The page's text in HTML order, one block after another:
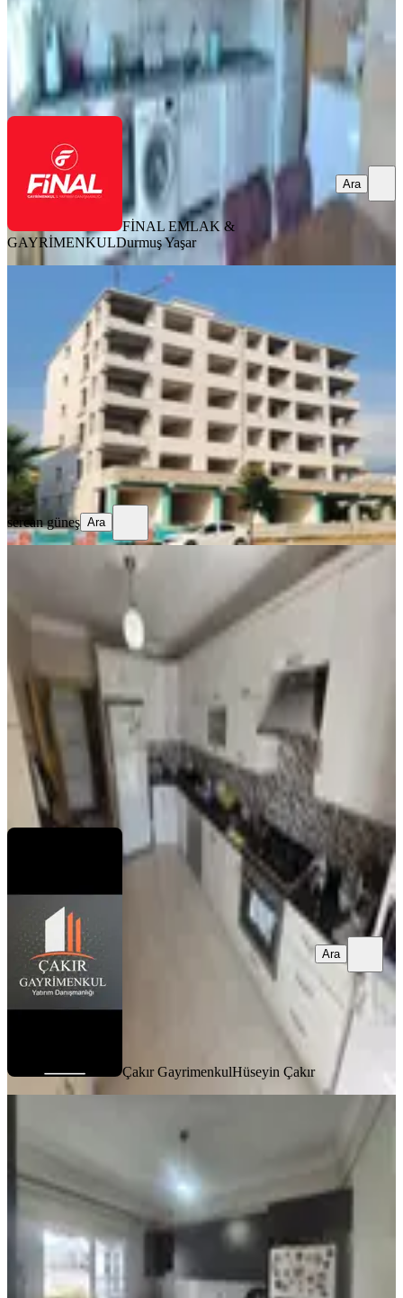
FİNAL EMLAK & GAYRİMENKUL Durmuş Yaşar
Ara
FİNAL EMLAK &
GAYRİMENKULDurmuş Yaşar
Ara
Osmaniye Devlet Bahçeli Bulv.
Lüks4+1 | Aralık 2026 Teslim
Merkez, Yedi Ocak Mahallesi
4+1·175 m² 2. Kat· 31.07.2026
8.500.000 ₺
sercan güneş
Ara
sercan güneş Ara
Acilll! Sahibinden Ara Katta
Asansörlü Geniş Full Yapılı 3+1
Merkez, Yedi Ocak Mahallesi
3+1 ·135 m²· 21.07.2026
2.750.000 ₺
Çakır Gayrimenkul Hüseyin Çakır
Çakır GayrimenkulHüseyin Çakır
Ara
Sınırsız Kredili 3+1 Daıre
Merkez, Ulaşlı Mahallesi
3+1
140 m²· 11.07.2026
4.000.000 ₺